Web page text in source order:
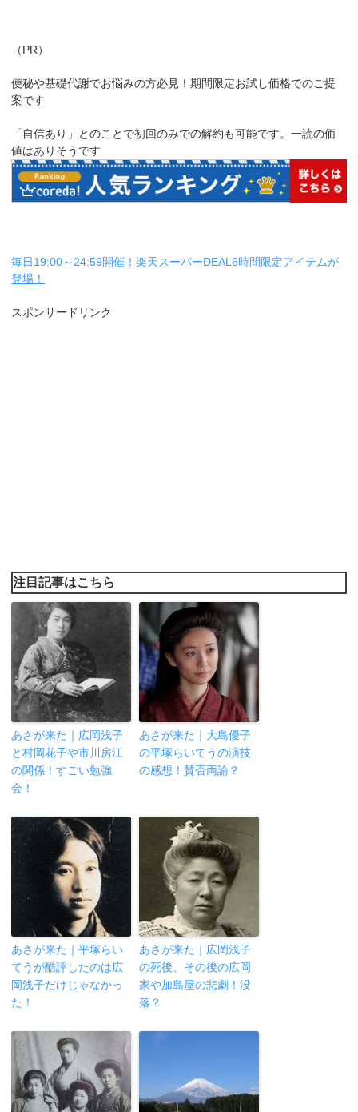
（PR）
便秘や基礎代謝でお悩みの方必見！期間限定お試し価格でのご提
案です
「自信あり」とのことで初回のみでの解約も可能です。一読の価
値はありそうです
毎日19:00～24:59開催！楽天スーパーDEAL6時間限定アイテムが
登場！
スポンサードリンク
注目記事はこちら
あさが来た｜広岡浅子
と村岡花子や市川房江
の関係！すごい勉強
会！
あさが来た｜大島優子
の平塚らいてうの演技
の感想！賛否両論？
あさが来た｜平塚らい
てうが酷評したのは広
岡浅子だけじゃなかっ
た！
あさが来た｜広岡浅子
の死後、その後の広岡
家や加島屋の悲劇！没
落？